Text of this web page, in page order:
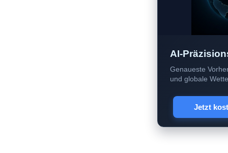
AI-
Genaueste
und globale
Jetzt